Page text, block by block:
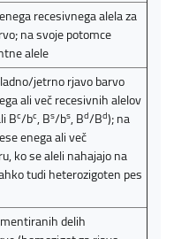
recesivnega alela za
na svoje potomce
alele
jetrno rjavo barvo
ali več recesivnih alelov
Bc/bc, Bs/bs, Bd/Bd); na
enega ali več
ko se aleli nahajajo na
tudi heterozigoten pes
delih